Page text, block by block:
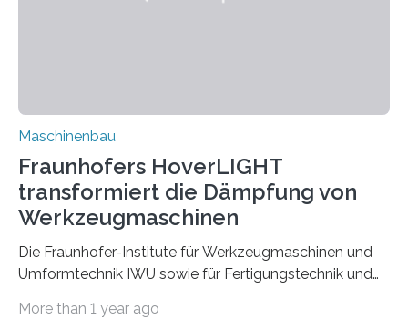
Maschinenbau
Fraunhofers HoverLIGHT
transformiert die Dämpfung von
Werkzeugmaschinen
Die Fraunhofer-Institute für Werkzeugmaschinen und
Umformtechnik IWU sowie für Fertigungstechnik und
Durchbruch in der Materialforschung erzielt: Der
More than 1 year ago